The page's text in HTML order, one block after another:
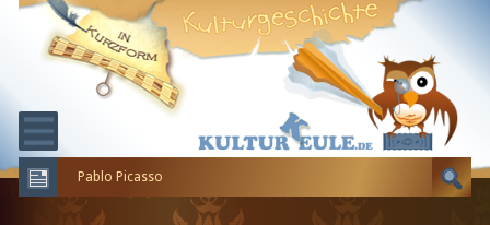
KULTURGESCHICHTE
Pablo Picasso